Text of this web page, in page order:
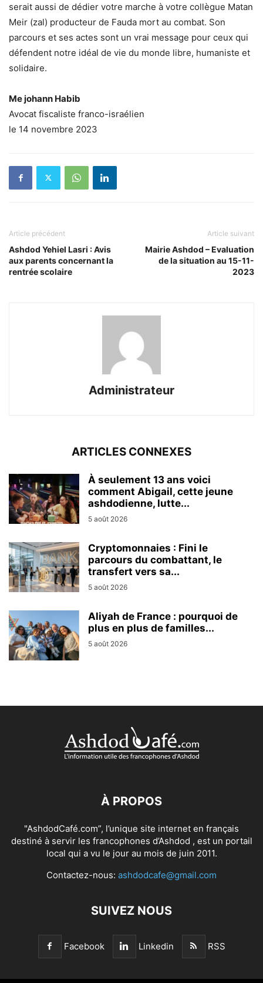
serait aussi de dédier votre marche à votre collègue Matan
Meir (zal) producteur de Fauda mort au combat. Son
parcours et ses actes sont un vrai message pour ceux qui
défendent notre idéal de vie du monde libre, humaniste et
solidaire.
Me johann Habib
Avocat fiscaliste franco-israélien
le 14 novembre 2023
Article précédent
Ashdod Yehiel Lasri : Avis
aux parents concernant la
rentrée scolaire
Article suivant
Mairie Ashdod – Evaluation
de la situation au 15-11-
2023
Administrateur
ARTICLES CONNEXES
À seulement 13 ans voici
comment Abigail, cette jeune
ashdodienne, lutte...
5 août 2026
Cryptomonnaies : Fini le
parcours du combattant, le
transfert vers sa...
5 août 2026
Aliyah de France : pourquoi de
plus en plus de familles...
5 août 2026
À PROPOS
"AshdodCafé.com”, l’unique site internet en français
destiné à servir les francophones d’Ashdod , est un portail
local qui a vu le jour au mois de juin 2011.
Contactez-nous: ashdodcafe@gmail.com
SUIVEZ NOUS
Facebook Linkedin RSS